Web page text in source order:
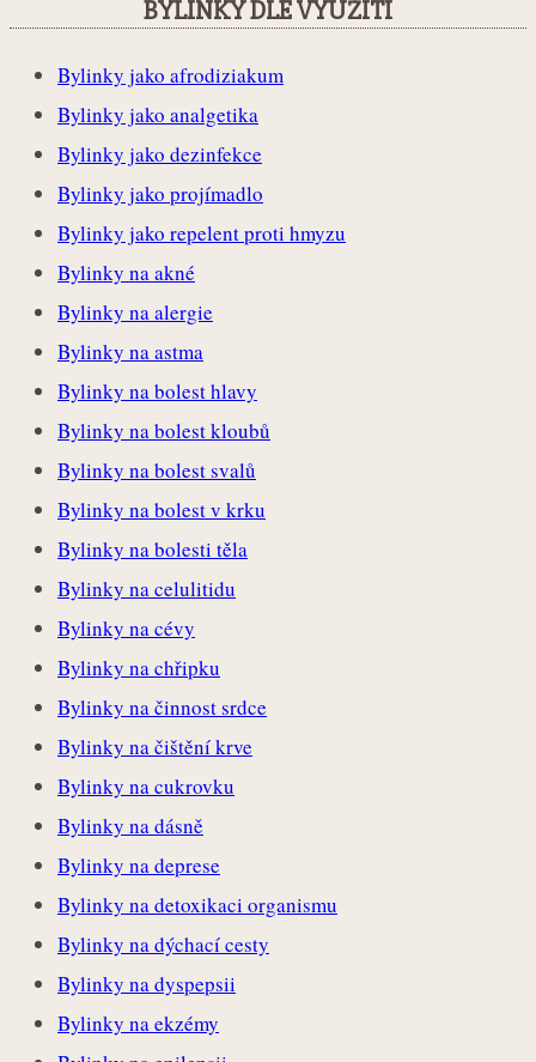
BYLINKY DLE VYUŽITÍ
Bylinky jako afrodiziakum
Bylinky jako analgetika
Bylinky jako dezinfekce
Bylinky jako projímadlo
Bylinky jako repelent proti hmyzu
Bylinky na akné
Bylinky na alergie
Bylinky na astma
Bylinky na bolest hlavy
Bylinky na bolest kloubů
Bylinky na bolest svalů
Bylinky na bolest v krku
Bylinky na bolesti těla
Bylinky na celulitidu
Bylinky na cévy
Bylinky na chřipku
Bylinky na činnost srdce
Bylinky na čištění krve
Bylinky na cukrovku
Bylinky na dásně
Bylinky na deprese
Bylinky na detoxikaci organismu
Bylinky na dýchací cesty
Bylinky na dyspepsii
Bylinky na ekzémy